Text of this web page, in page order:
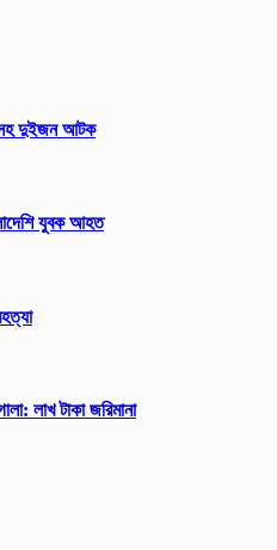
দুইজন আটক
যুবক আহত
লাখ টাকা জরিমানা